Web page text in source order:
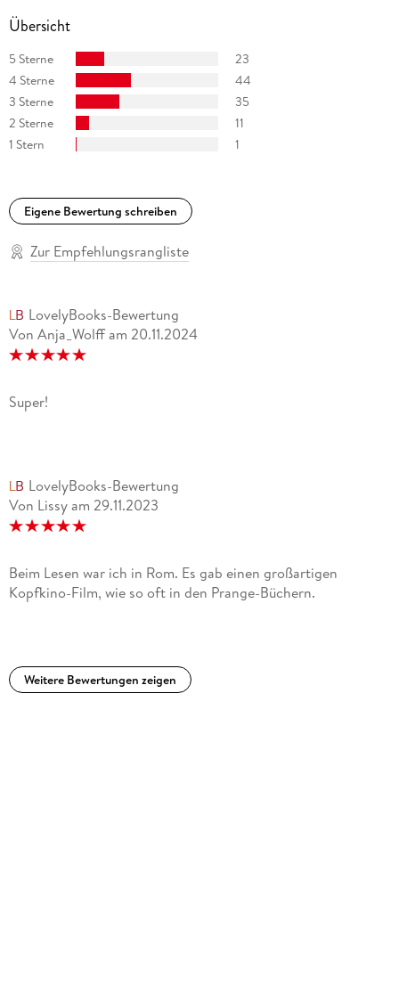
Übersicht
5 Sterne
23
4 Sterne
44
3 Sterne
35
2 Sterne
11
1 Stern
1
Eigene Bewertung schreiben
Zur Empfehlungsrangliste
LovelyBooks-Bewertung
Von Anja_Wolff am 20.11.2024
Super!
LovelyBooks-Bewertung
Von Lissy am 29.11.2023
Beim Lesen war ich in Rom. Es gab einen großartigen
Kopfkino-Film, wie so oft in den Prange-Büchern.
Weitere Bewertungen zeigen